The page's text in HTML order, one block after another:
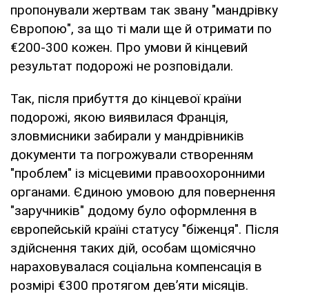
пропонували жертвам так звану "мандрівку
Європою", за що ті мали ще й отримати по
€200-300 кожен. Про умови й кінцевий
результат подорожі не розповідали.
Так, після прибуття до кінцевої країни
подорожі, якою виявилася Франція,
зловмисники забирали у мандрівників
документи та погрожували створенням
"проблем" із місцевими правоохоронними
органами. Єдиною умовою для повернення
"заручників" додому було оформлення в
європейській країні статусу "біженця". Після
здійснення таких дій, особам щомісячно
нараховувалася соціальна компенсація в
розмірі €300 протягом дев’яти місяців.